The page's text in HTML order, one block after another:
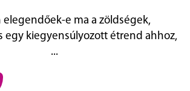
elegendőek-e ma a zöldségek,
egy kiegyensúlyozott étrend ahhoz,
...